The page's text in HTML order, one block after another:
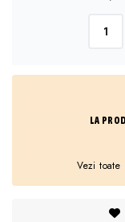
LA
Vezi toate